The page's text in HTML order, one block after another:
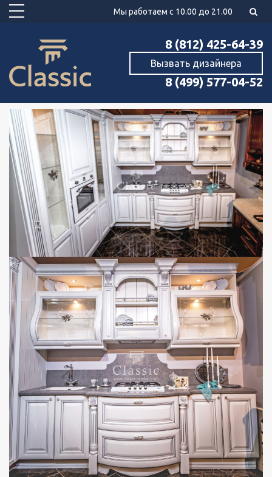
Мы работаем с 10.00 до 21.00
8 (812) 425-64-39
Вызвать дизайнера
8 (499) 577-04-52